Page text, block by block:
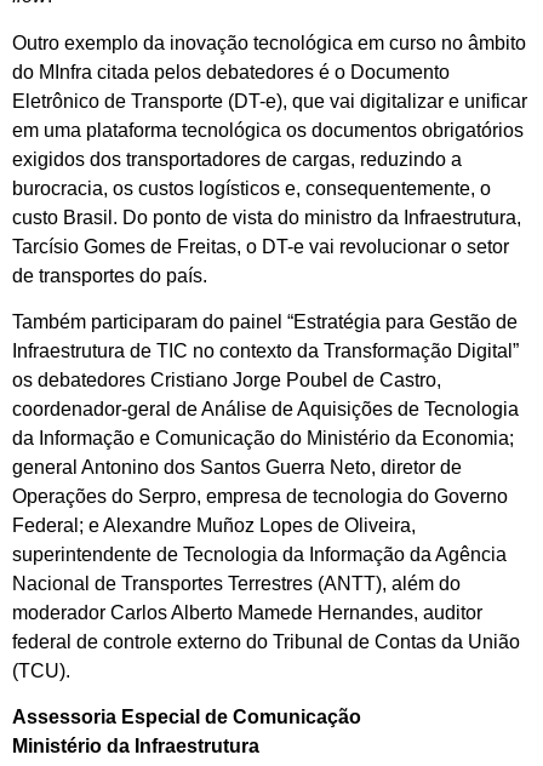
Outro exemplo da inovação tecnológica em curso no âmbito
do MInfra citada pelos debatedores é o Documento
Eletrônico de Transporte (DT-e), que vai digitalizar e unificar
em uma plataforma tecnológica os documentos obrigatórios
exigidos dos transportadores de cargas, reduzindo a
burocracia, os custos logísticos e, consequentemente, o
custo Brasil. Do ponto de vista do ministro da Infraestrutura,
Tarcísio Gomes de Freitas, o DT-e vai revolucionar o setor
de transportes do país.
Também participaram do painel “Estratégia para Gestão de
Infraestrutura de TIC no contexto da Transformação Digital”
os debatedores Cristiano Jorge Poubel de Castro,
coordenador-geral de Análise de Aquisições de Tecnologia
da Informação e Comunicação do Ministério da Economia;
general Antonino dos Santos Guerra Neto, diretor de
Operações do Serpro, empresa de tecnologia do Governo
Federal; e Alexandre Muñoz Lopes de Oliveira,
superintendente de Tecnologia da Informação da Agência
Nacional de Transportes Terrestres (ANTT), além do
moderador Carlos Alberto Mamede Hernandes, auditor
federal de controle externo do Tribunal de Contas da União
(TCU).
Assessoria Especial de Comunicação
Ministério da Infraestrutura